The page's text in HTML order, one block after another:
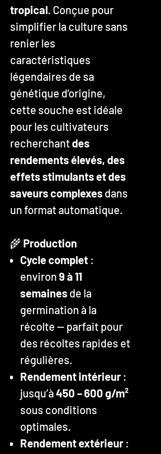
tropical. Conçue pour
simplifier la culture sans
renier les
caractéristiques
légendaires de sa
génétique d’origine,
cette souche est idéale
pour les cultivateurs
recherchantdes
rendements élevés, des
effets stimulants et des
saveurs complexesdans
un format automatique.
🌾 Production
Cycle complet :
environ9 à 11
semainesde la
germination à la
récolte — parfait pour
des récoltes rapides et
régulières.
Rendement intérieur :
jusqu’à450 – 600 g/m²
sous conditions
optimales.
Rendement extérieur :